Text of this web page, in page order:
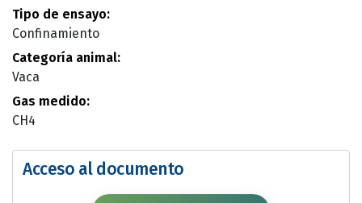
Tipo de ensayo:
Confinamiento
Categoría animal:
Vaca
Gas medido:
CH4
Acceso al documento